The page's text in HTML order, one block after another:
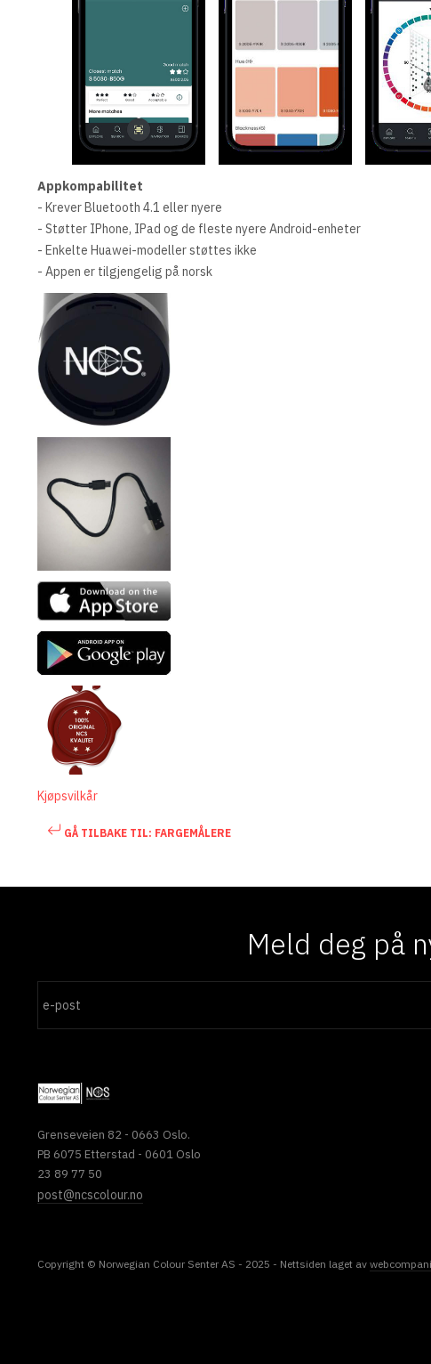
Appkompabilitet
- Krever Bluetooth 4.1 eller nyere
- Støtter IPhone, IPad og de fleste nyere Android-enheter
- Enkelte Huawei-modeller støttes ikke
- Appen er tilgjengelig på norsk
Kjøpsvilkår
GÅ TILBAKE TIL: FARGEMÅLERE
Meld deg på
Grenseveien 82 - 0663 Oslo.
PB 6075 Etterstad - 0601 Oslo
23 89 77 50
post@ncscolour.no
Copyright © Norwegian Colour Senter AS - 2025 - Nettsiden laget av